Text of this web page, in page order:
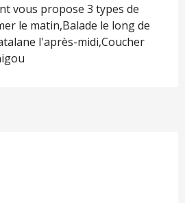
vous propose 3 types de
le matin,Balade le long de
l'après-midi,Coucher